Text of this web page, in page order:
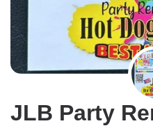
JLB Party